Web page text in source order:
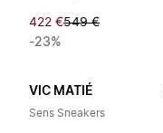
422 €549 €
-23%
VIC MATIÉ
Sens Sneakers